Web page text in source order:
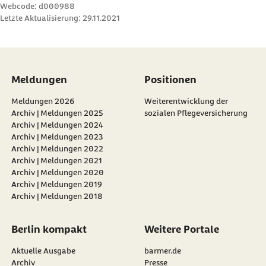
Webcode: d000988
Letzte Aktualisierung: 29.11.2021
Meldungen
Meldungen 2026
Archiv | Meldungen 2025
Archiv | Meldungen 2024
Archiv | Meldungen 2023
Archiv | Meldungen 2022
Archiv | Meldungen 2021
Archiv | Meldungen 2020
Archiv | Meldungen 2019
Archiv | Meldungen 2018
Positionen
Weiterentwicklung der
sozialen Pflegeversicherung
Berlin kompakt
Aktuelle Ausgabe
Archiv
Weitere Portale
barmer.de
Presse